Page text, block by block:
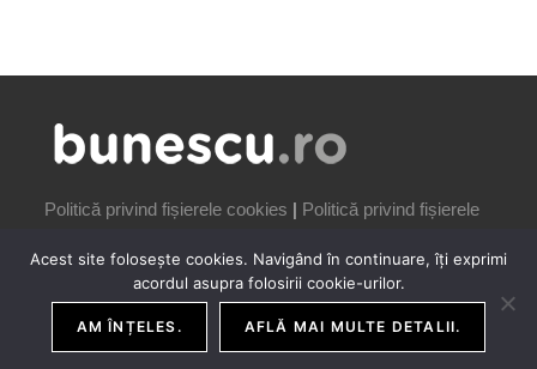
Politică privind fișierele cookies | Politică privind fișierele
COPYRIGHT IONUȚ BUNESCU | 2006-2026
Acest site folosește cookies. Navigând în continuare, îți exprimi
acordul asupra folosirii cookie-urilor.
AM ÎNȚELES. AFLĂ MAI MULTE DETALII.